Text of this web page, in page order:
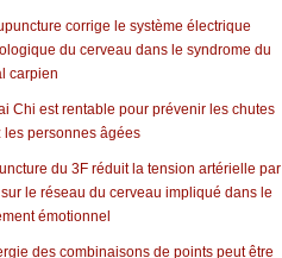
corrige le système électrique
du cerveau dans le syndrome du
carpien
Chi est rentable pour prévenir les chutes
les personnes âgées
du 3F réduit la tension artérielle par
le réseau du cerveau impliqué dans le
émotionnel
des combinaisons de points peut être